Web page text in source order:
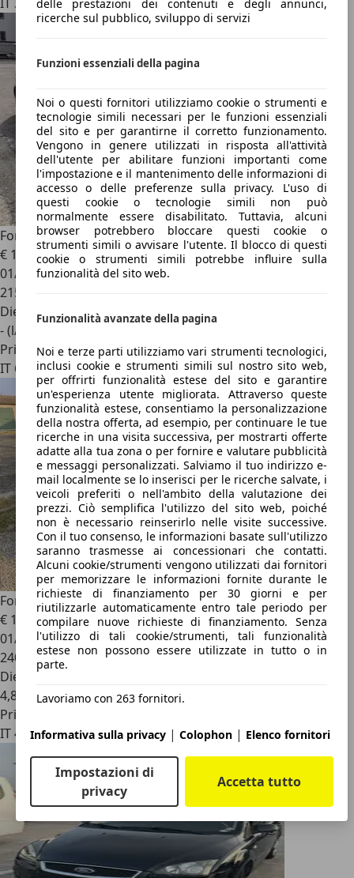
delle prestazioni dei contenuti e degli annunci,
ricerche sul pubblico, sviluppo di servizi
Funzioni essenziali della pagina
Noi o questi fornitori utilizziamo cookie o strumenti e
tecnologie simili necessari per le funzioni essenziali
del sito e per garantirne il corretto funzionamento.
Vengono in genere utilizzati in risposta all'attività
dell'utente per abilitare funzioni importanti come
l'impostazione e il mantenimento delle informazioni di
accesso o delle preferenze sulla privacy. L'uso di
questi cookie o tecnologie simili non può
normalmente essere disabilitato. Tuttavia, alcuni
browser potrebbero bloccare questi cookie o
strumenti simili o avvisare l'utente. Il blocco di questi
cookie o strumenti simili potrebbe influire sulla
funzionalità del sito web.
Funzionalità avanzate della pagina
Noi e terze parti utilizziamo vari strumenti tecnologici,
inclusi cookie e strumenti simili sul nostro sito web,
per offrirti funzionalità estese del sito e garantire
un'esperienza utente migliorata. Attraverso queste
funzionalità estese, consentiamo la personalizzazione
della nostra offerta, ad esempio, per continuare le tue
ricerche in una visita successiva, per mostrarti offerte
adatte alla tua zona o per fornire e valutare pubblicità
e messaggi personalizzati. Salviamo il tuo indirizzo e-
mail localmente se lo inserisci per le ricerche salvate, i
veicoli preferiti o nell'ambito della valutazione dei
prezzi. Ciò semplifica l'utilizzo del sito web, poiché
non è necessario reinserirlo nelle visite successive.
Con il tuo consenso, le informazioni basate sull'utilizzo
saranno trasmesse ai concessionari che contatti.
Alcuni cookie/strumenti vengono utilizzati dai fornitori
per memorizzare le informazioni fornite durante le
richieste di finanziamento per 30 giorni e per
riutilizzarle automaticamente entro tale periodo per
compilare nuove richieste di finanziamento. Senza
l'utilizzo di tali cookie/strumenti, tali funzionalità
estese non possono essere utilizzate in tutto o in
parte.
Lavoriamo con 263 fornitori.
Informativa sulla privacy | Colophon | Elenco fornitori
Impostazioni di
privacy
Accetta tutto
Ford Focus C-MaxGhia
€ 1.700
01/2003
215.000 km
Diesel
- (l/100 km)
Privato
IT 63100
Ford Focus C-Max
1.6 TDCi Ambiente
€ 1.700
01/2005
240.000 km
Diesel
4,8 l/100 km (comb.)
Privato
IT 43040